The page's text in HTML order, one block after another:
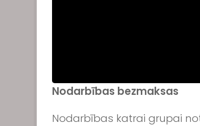
Nodarbības bezmaksas
Nodarbības katrai grupai